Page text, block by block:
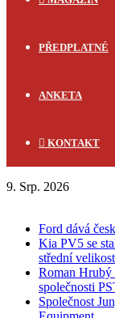
PŘEDPLATNÉ
ANKETA
KONTAKT
9. Srp. 2026
Ford dává
Kia PV5 se
střední
Roman Hrubý
společnosti
Společnost